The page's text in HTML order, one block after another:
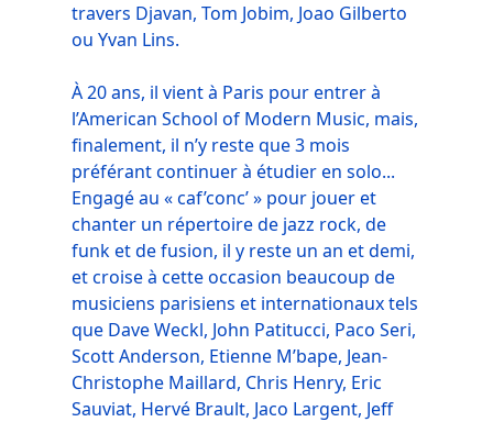
travers Djavan, Tom Jobim, Joao Gilberto
ou Yvan Lins.
À 20 ans, il vient à Paris pour entrer à
l’American School of Modern Music, mais,
finalement, il n’y reste que 3 mois
préférant continuer à étudier en solo...
Engagé au « caf’conc’ » pour jouer et
chanter un répertoire de jazz rock, de
funk et de fusion, il y reste un an et demi,
et croise à cette occasion beaucoup de
musiciens parisiens et internationaux tels
que Dave Weckl, John Patitucci, Paco Seri,
Scott Anderson, Etienne M’bape, Jean-
Christophe Maillard, Chris Henry, Eric
Sauviat, Hervé Brault, Jaco Largent, Jeff